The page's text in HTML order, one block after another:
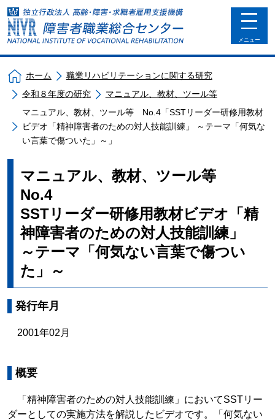
toggle
メニュー
ホーム
職業リハビリテーションに関する研究
令和８年度の研究
マニュアル、教材、ツール等
マニュアル、教材、ツール等 No.4「SSTリーダー研修用教材
ビデオ「精神障害者のための対人技能訓練」 ～テーマ「何気な
い言葉で傷ついた」～」
マニュアル、教材、ツール等
No.4
SSTリーダー研修用教材ビデオ「精
神障害者のための対人技能訓練」
～テーマ「何気ない言葉で傷つい
た」～
発行年月
2001年02月
概要
「精神障害者のための対人技能訓練」においてSSTリー
ダーとしての実施方法を解説したビデオです。「何気ない